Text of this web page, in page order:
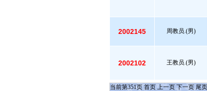
2002145 周教员.(男)
2002102 王教员.(男)
当前第351页 首页 上一页 下一页 尾页